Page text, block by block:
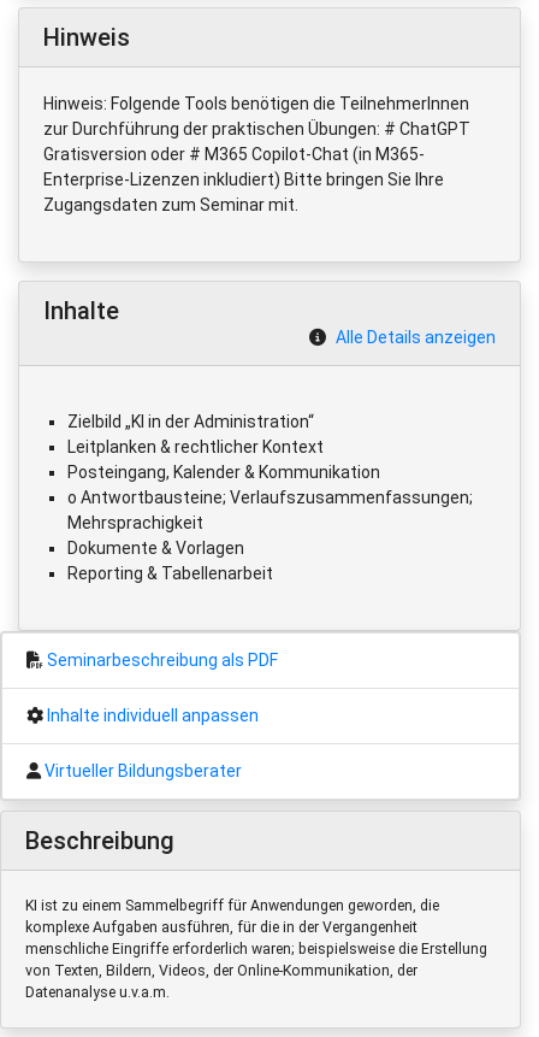
Hinweis
Hinweis: Folgende Tools benötigen die TeilnehmerInnen
zur Durchführung der praktischen Übungen: # ChatGPT
Gratisversion oder # M365 Copilot-Chat (in M365-
Enterprise-Lizenzen inkludiert) Bitte bringen Sie Ihre
Zugangsdaten zum Seminar mit.
Inhalte
Alle Details anzeigen
Zielbild „KI in der Administration“
Leitplanken & rechtlicher Kontext
Posteingang, Kalender & Kommunikation
o Antwortbausteine; Verlaufszusammenfassungen;
Mehrsprachigkeit
Dokumente & Vorlagen
Reporting & Tabellenarbeit
Seminarbeschreibung als PDF
Inhalte individuell anpassen
Virtueller Bildungsberater
Beschreibung
KI ist zu einem Sammelbegriff für Anwendungen geworden, die
komplexe Aufgaben ausführen, für die in der Vergangenheit
menschliche Eingriffe erforderlich waren; beispielsweise die Erstellung
von Texten, Bildern, Videos, der Online-Kommunikation, der
Datenanalyse u.v.a.m.